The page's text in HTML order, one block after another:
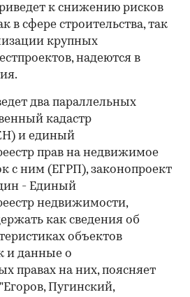
к снижению рисков
в сфере строительства, так
крупных
надеются в
два параллельных
кадастр
и единый
прав на недвижимое
с ним (ЕГРП), законопроект
- Единый
недвижимости,
как сведения об
объектов
и данные о
правах на них, поясняет
Пугинский,